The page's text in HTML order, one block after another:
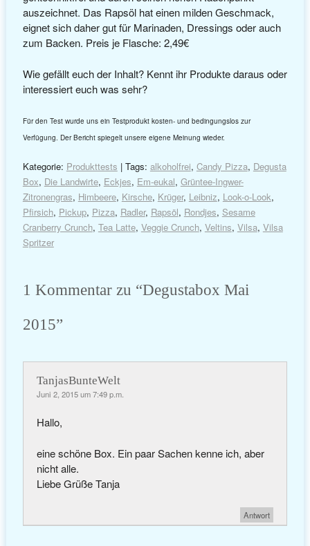
auszeichnet. Das Rapsöl hat einen milden Geschmack,
eignet sich daher gut für Marinaden, Dressings oder auch
zum Backen. Preis je Flasche: 2,49€
Wie gefällt euch der Inhalt? Kennt ihr Produkte daraus oder
interessiert euch was sehr?
Für den Test wurde uns ein Testprodukt kosten- und bedingungslos zur
Verfügung. Der Bericht spiegelt unsere eigene Meinung wieder.
Kategorie: Produkttests | Tags: alkoholfrei, Candy Pizza, Degusta
Box, Die Landwirte, Eckjes, Em-eukal, Grüntee-Ingwer-
Zitronengras, Himbeere, Kirsche, Krüger, Leibniz, Look-o-Look,
Pfirsich, Pickup, Pizza, Radler, Rapsöl, Rondjes, Sesame
Cranberry Crunch, Tea Latte, Veggie Crunch, Veltins, Vilsa, Vilsa
Spritzer
1 Kommentar zu “Degustabox Mai
2015”
TanjasBunteWelt
Juni 2, 2015 um 7:49 p.m.
Hallo,
eine schöne Box. Ein paar Sachen kenne ich, aber
nicht alle.
Liebe Grüße Tanja
Antwort